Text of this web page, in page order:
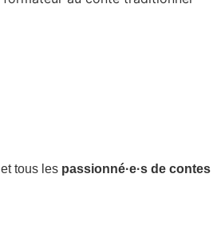
et tous les passionné·e·s de contes